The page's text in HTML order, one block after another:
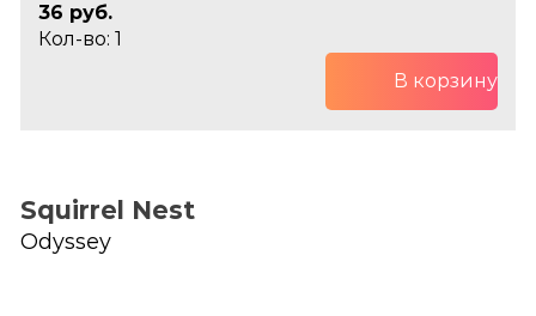
36 руб.
Кол-во: 1
В корзину
Squirrel Nest
Odyssey